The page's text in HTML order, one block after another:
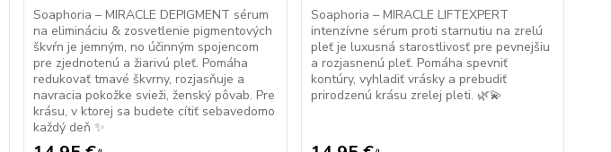
Soaphoria – MIRACLE DEPIGMENT sérum
na elimináciu & zosvetlenie pigmentových
škvŕn je jemným, no účinným spojencom
pre zjednotenú a žiarivú pleť. Pomáha
redukovať tmavé škvrny, rozjasňuje a
navracia pokožke svieži, ženský pôvab. Pre
krásu, v ktorej sa budete cítiť sebavedomo
každý deň ✨
Soaphoria – MIRACLE LIFTEXPERT
intenzívne sérum proti starnutiu na zrelú
pleť je luxusná starostlivosť pre pevnejšiu
a rozjasnenú pleť. Pomáha spevniť
kontúry, vyhladiť vrásky a prebudiť
prirodzenú krásu zrelej pleti. 🌿💫